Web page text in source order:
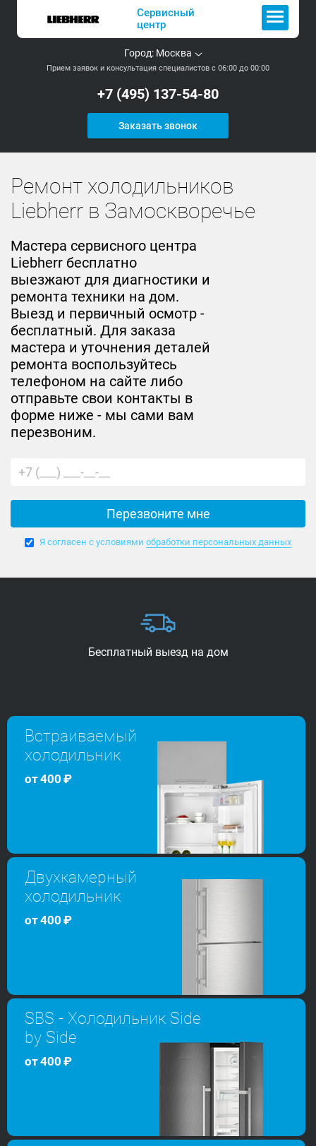
Сервисный
центр
Город: Москва
Прием заявок и консультация специалистов с 06:00 до 00:00
+7 (495) 137-54-80
Заказать звонок
Ремонт холодильников
Liebherr в Замоскворечье
Мастера сервисного центра
Liebherr бесплатно
выезжают для диагностики и
ремонта техники на дом.
Выезд и первичный осмотр -
бесплатный. Для заказа
мастера и уточнения деталей
ремонта воспользуйтесь
телефоном на сайте либо
отправьте свои контакты в
форме ниже - мы сами вам
перезвоним.
Я согласен с условиями обработки персональных данных
Бесплатный выездна дом
Встраиваемый
холодильник
от400 ₽
Двухкамерный
холодильник
от400 ₽
SBS - Холодильник Side
by Side
от400 ₽